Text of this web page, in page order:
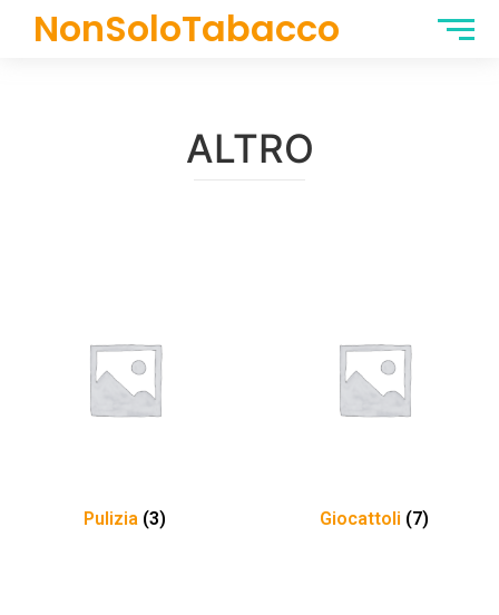
NonSoloTabacco
ALTRO
Pulizia (3) Giocattoli (7)